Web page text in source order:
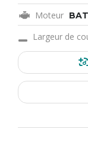
Moteur
Largeur de